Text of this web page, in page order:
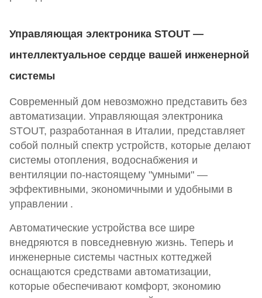
Управляющая электроника STOUT —
интеллектуальное сердце вашей инженерной
системы
Современный дом невозможно представить без
автоматизации. Управляющая электроника
STOUT, разработанная в Италии, представляет
собой полный спектр устройств, которые делают
системы отопления, водоснабжения и
вентиляции по-настоящему "умными" —
эффективными, экономичными и удобными в
управлении .
Автоматические устройства все шире
внедряются в повседневную жизнь. Теперь и
инженерные системы частных коттеджей
оснащаются средствами автоматизации,
которые обеспечивают комфорт, экономию